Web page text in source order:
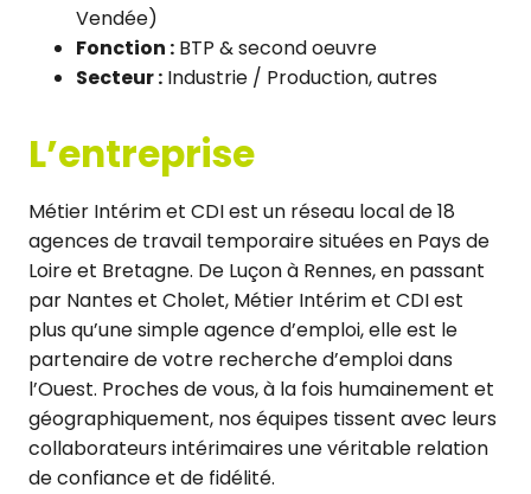
Vendée)
Fonction : BTP & second oeuvre
Secteur : Industrie / Production, autres
L’entreprise
Métier Intérim et CDI est un réseau local de 18
agences de travail temporaire situées en Pays de
Loire et Bretagne. De Luçon à Rennes, en passant
par Nantes et Cholet, Métier Intérim et CDI est
plus qu’une simple agence d’emploi, elle est le
partenaire de votre recherche d’emploi dans
l’Ouest. Proches de vous, à la fois humainement et
géographiquement, nos équipes tissent avec leurs
collaborateurs intérimaires une véritable relation
de confiance et de fidélité.